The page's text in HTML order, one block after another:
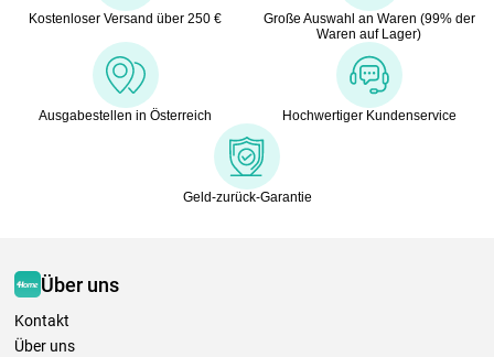
Kostenloser Versand über 250 €
Große Auswahl an Waren (99% der
Waren auf Lager)
Ausgabestellen in Österreich Hochwertiger Kundenservice
Geld-zurück-Garantie
Über uns
Kontakt
Über uns